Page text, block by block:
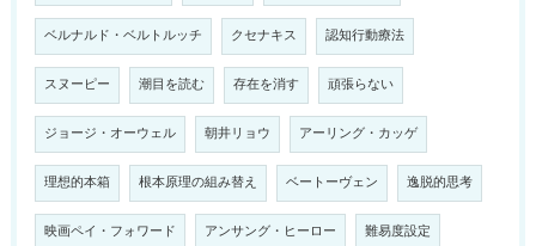
ベルナルド・ベルトルッチ クセナキス 認知行動療法
スヌーピー 潮目を読む 存在を消す 頑張らない
ジョージ・オーウェル 朝井リョウ アーリング・カッゲ
理想的本箱 根本原理の組み替え ベートーヴェン 逸脱的思考
映画ペイ・フォワード アンサング・ヒーロー 難易度設定